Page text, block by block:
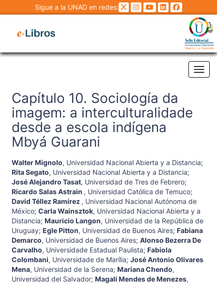
Sigue a la UNAD en redes:
Capítulo 10. Sociología da
imagem: a interculturalidade
desde a escola indígena
Mbyá Guarani
Walter Mignolo, Universidad Nacional Abierta y a Distancia;
Rita Segato, Universidad Nacional Abierta y a Distancia;
José Alejandro Tasat, Universidad de Tres de Febrero;
Ricardo Salas Astrain , Universidad Católica de Temuco;
David Téllez Ramírez , Universidad Nacional Autónoma de
México; Carla Wainsztok, Universidad Nacional Abierta y a
Distancia; Mauricio Langon, Universidad de la República de
Uruguay; Egle Pitton, Universidad de Buenos Aires; Fabiana
Demarco, Universidad de Buenos Aires; Alonso Bezerra De
Carvalho, Universidade Estadual Paulista; Fabiola
Colombani, Universidade de Marília; José Antonio Olivares
Mena, Universidad de la Serena; Mariana Chendo,
Universidad del Salvador; Magali Mendes de Menezes,